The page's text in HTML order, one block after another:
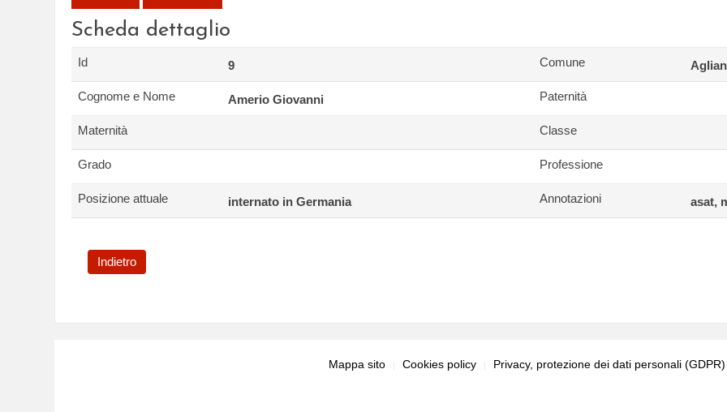
Scheda dettaglio
Id 9 Comune
Cognome e Nome Amerio Giovanni Paternità
Maternità Classe
Grado Professione
Posizione attuale internato in Germania Annotazioni asat,
Indietro
Mappa sito Cookies policy Privacy, protezione dei dati personali